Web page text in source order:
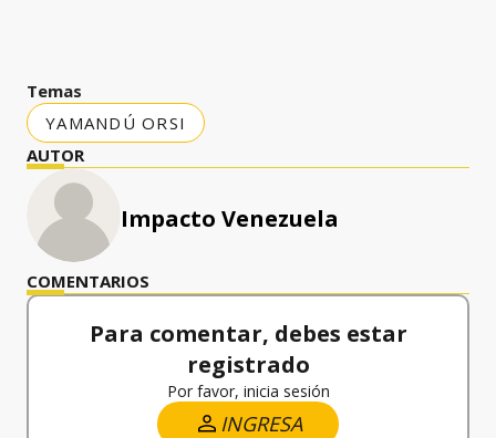
Temas
YAMANDÚ ORSI
AUTOR
Impacto Venezuela
COMENTARIOS
Para comentar, debes estar
registrado
Por favor, inicia sesión
INGRESA